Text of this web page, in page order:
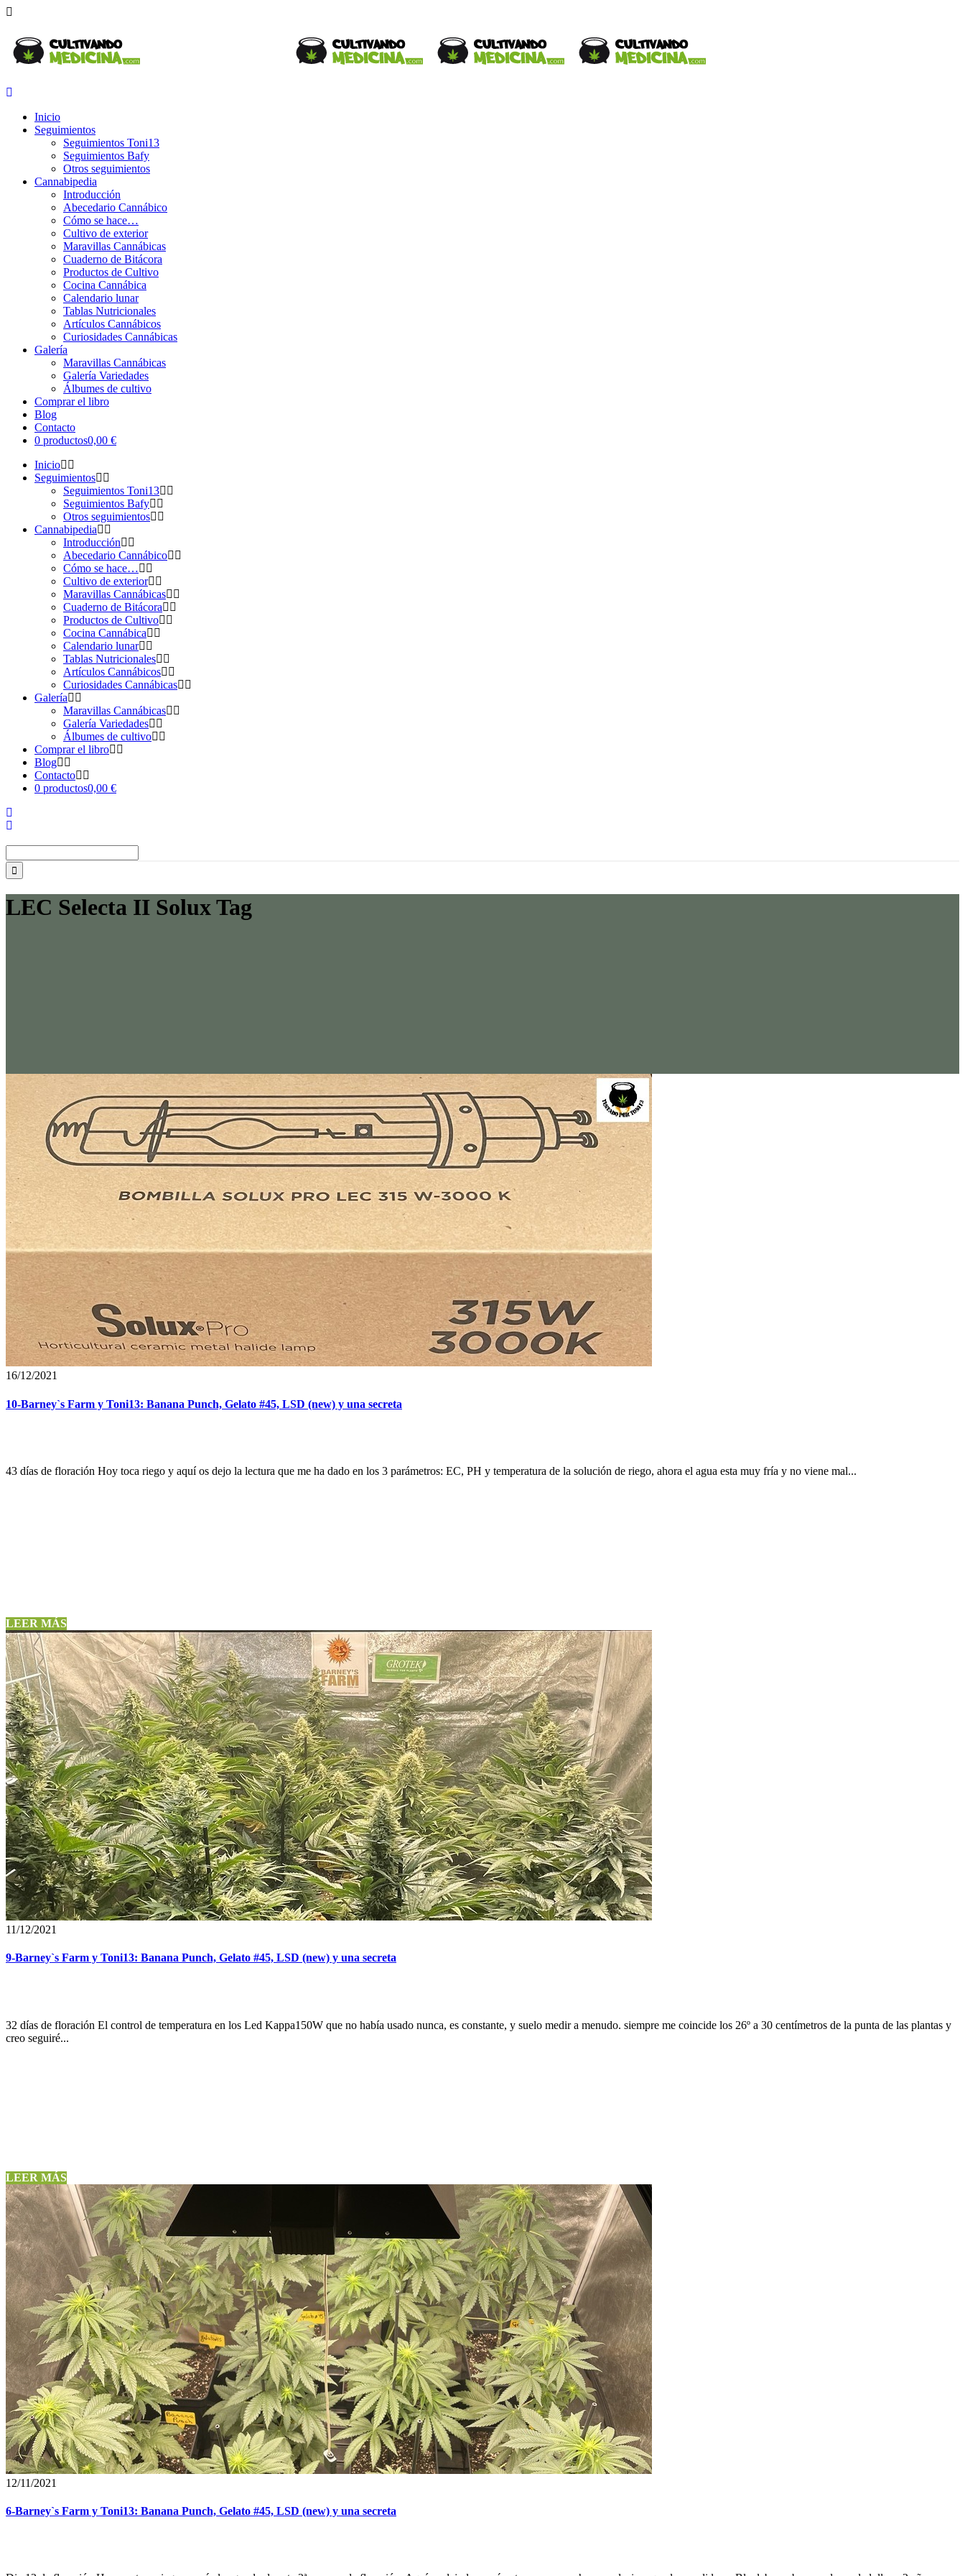
Inicio
Seguimientos
Seguimientos Toni13
Seguimientos Bafy
Otros seguimientos
Cannabipedia
Introducción
Abecedario Cannábico
Cómo se hace…
Cultivo de exterior
Maravillas Cannábicas
Cuaderno de Bitácora
Productos de Cultivo
Cocina Cannábica
Calendario lunar
Tablas Nutricionales
Artículos Cannábicos
Curiosidades Cannábicas
Galería
Maravillas Cannábicas
Galería Variedades
Álbumes de cultivo
Comprar el libro
Blog
Contacto
0 productos0,00 €
Inicio
Seguimientos
Seguimientos Toni13
Seguimientos Bafy
Otros seguimientos
Cannabipedia
Introducción
Abecedario Cannábico
Cómo se hace…
Cultivo de exterior
Maravillas Cannábicas
Cuaderno de Bitácora
Productos de Cultivo
Cocina Cannábica
Calendario lunar
Tablas Nutricionales
Artículos Cannábicos
Curiosidades Cannábicas
Galería
Maravillas Cannábicas
Galería Variedades
Álbumes de cultivo
Comprar el libro
Blog
Contacto
0 productos0,00 €
LEC Selecta II Solux Tag
16/12/2021
10-Barney`s Farm y Toni13: Banana Punch, Gelato #45, LSD (new) y una secreta
43 días de floración Hoy toca riego y aquí os dejo la lectura que me ha dado en los 3 parámetros: EC, PH y temperatura de la solución de riego, ahora el agua esta muy fría y no viene mal...
LEER MÁS
11/12/2021
9-Barney`s Farm y Toni13: Banana Punch, Gelato #45, LSD (new) y una secreta
32 días de floración El control de temperatura en los Led Kappa150W que no había usado nunca, es constante, y suelo medir a menudo. siempre me coincide los 26º a 30 centímetros de la punta de las plantas y
creo seguiré...
LEER MÁS
12/11/2021
6-Barney`s Farm y Toni13: Banana Punch, Gelato #45, LSD (new) y una secreta